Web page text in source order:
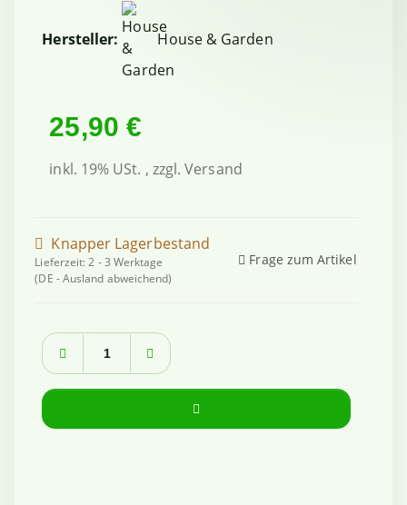
Hersteller: House & Garden
25,90 €
inkl. 19% USt. , zzgl.Versand
Knapper Lagerbestand
Lieferzeit:2 - 3 Werktage
(DE - Ausland abweichend)
Frage zum Artikel